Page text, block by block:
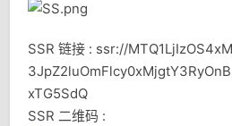
SSR 链接 : ssr://
xTG5SdQ
SSR 二维码 :